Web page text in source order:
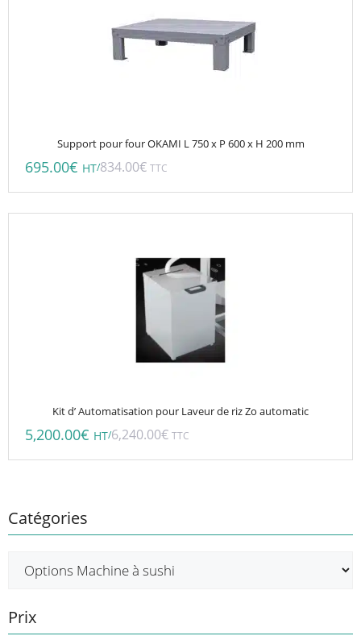
Support pour four OKAMI L 750 x P 600 x H 200 mm
695.00€ HT/834.00€ TTC
Kit d’ Automatisation pour Laveur de riz Zo automatic
5,200.00€ HT/6,240.00€ TTC
Catégories
Prix